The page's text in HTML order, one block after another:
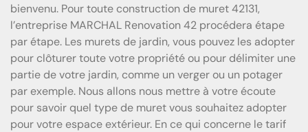
bienvenu. Pour toute construction de muret 42131,
l’entreprise MARCHAL Renovation 42 procédera étape
par étape. Les murets de jardin, vous pouvez les adopter
pour clôturer toute votre propriété ou pour délimiter une
partie de votre jardin, comme un verger ou un potager
par exemple. Nous allons nous mettre à votre écoute
pour savoir quel type de muret vous souhaitez adopter
pour votre espace extérieur. En ce qui concerne le tarif